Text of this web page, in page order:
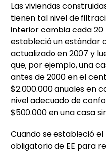
Las viviendas
tienen tal nivel de
interior cambia cada 20
estableció un estándar
actualizado en 2007 y
que, por ejemplo, una
antes de 2000 en el
$2.000.000 anuales en
nivel adecuado de
$500.000 en una casa
Cuando se estableció
obligatorio de EE para